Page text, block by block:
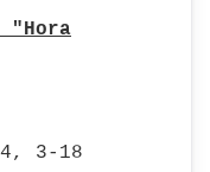
"Hora
3-18